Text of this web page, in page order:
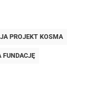
PROJEKT KOSMA
FUNDACJĘ